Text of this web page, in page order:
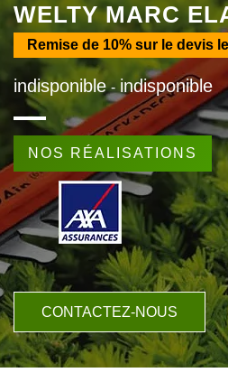
WELTY MARC
Remise de 10% sur le devis
indisponible - indisponible
NOS RÉALISATIONS
CONTACTEZ-NOUS